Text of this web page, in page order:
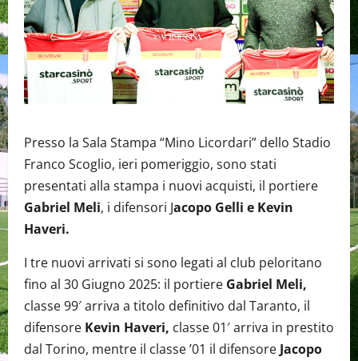
Presso la Sala Stampa “Mino Licordari” dello Stadio
Franco Scoglio, ieri pomeriggio, sono stati
presentati alla stampa i nuovi acquisti, il portiere
Gabriel Meli, i difensori Jacopo Gelli e Kevin
Haveri.
I tre nuovi arrivati si sono legati al club peloritano
fino al 30 Giugno 2025: il portiere Gabriel Meli,
classe 99′ arriva a titolo definitivo dal Taranto, il
difensore Kevin Haveri, classe 01′ arriva in prestito
dal Torino, mentre il classe ’01 il difensore Jacopo